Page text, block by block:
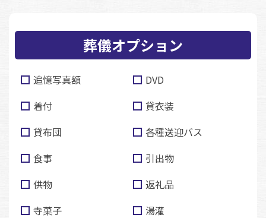
葬儀オプション
追憶写真額
DVD
着付
貸衣装
貸布団
各種送迎バス
食事
引出物
供物
返礼品
寺菓子
湯灌